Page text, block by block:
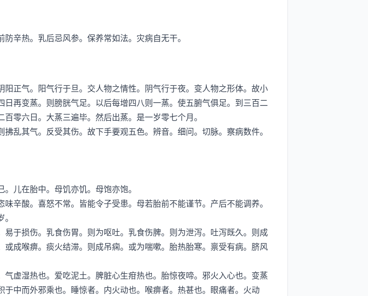
热。乳后忌风参。保养常如法。灾病自无干。
正气。阳气行于旦。交人物之情性。阴气行于夜。变人物之形体。故小
再变蒸。则膀胱气足。以后每增四八则一蒸。使五腑气俱足。到三百二
零六日。大蒸三遍毕。然后出蒸。是一岁零七个月。
其气。反受其伤。故下手要观五色。辨音。细问。切脉。察病数件。
儿在胎中。母饥亦饥。母饱亦饱。
酸。喜怒不常。皆能令子受患。母若胎前不能谨节。产后不能调养。
于损伤。乳食伤胃。则为呕吐。乳食伤脾。则为泄泻。吐泻既久。则成
成喉痹。痰火结滞。则成吊痫。或为喘嗽。胎热胎寒。禀受有病。脐风
虚湿热也。爱吃泥土。脾脏心生疳热也。胎惊夜啼。邪火入心也。变蒸
中而外邪乘也。睡惊者。内火动也。喉痹者。热甚也。眼痛者。火动